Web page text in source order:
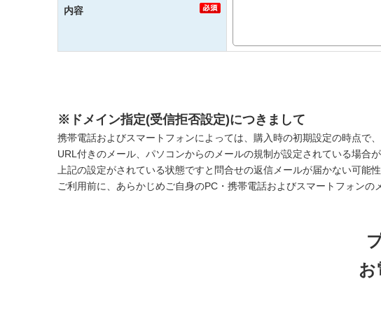
内容
※ドメイン指定(受信拒否設定)につきまして
携帯電話およびスマートフォンによっては、購入時の初期設定の時点で、
URL付きのメール、パソコンからのメールの規制が設定されている場合が
上記の設定がされている状態ですと問合せの返信メールが届かない可能性
ご利用前に、あらかじめご自身のPC・携帯電話およびスマートフォンの
お